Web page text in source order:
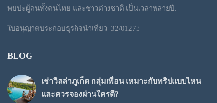
พบปะผู้คนทั้งคนไทย และชาวต่างชาติ เป็นเวลาหลายปี.
ใบอนุญาตประกอบธุรกิจนำเที่ยว: 32/01273
BLOG
เช่าวิลล่าภูเก็ต กลุ่มเพื่อน เหมาะกับทริปแบบไหน
และควรจองผ่านใครดี?